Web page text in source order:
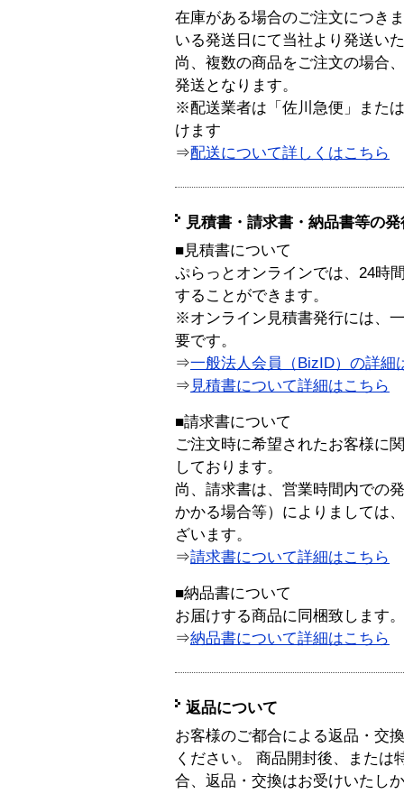
在庫がある場合のご注文につき
いる発送日にて当社より発送い
尚、複数の商品をご注文の場合
発送となります。
※配送業者は「佐川急便」また
けます
⇒配送について詳しくはこちら
見積書・請求書・納品書等の
■見積書について
ぷらっとオンラインでは、24時
することができます。
※オンライン見積書発行には、
要です。
⇒一般法人会員（BizID）の詳細
⇒ 見積書について詳細はこちら
■請求書について
ご注文時に希望されたお客様に
しております。
尚、請求書は、営業時間内での
かかる場合等）によりましては
ざいます。
⇒請求書について詳細はこちら
■納品書について
お届けする商品に同梱致します。
⇒納品書について詳細はこちら
返品について
お客様のご都合による返品・交
ください。 商品開封後、または
合、返品・交換はお受けいたし